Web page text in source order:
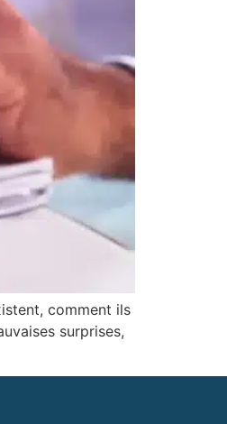
comment ils
surprises,